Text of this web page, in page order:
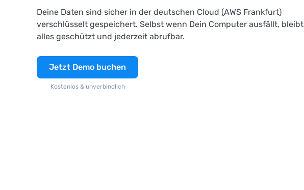
Deine Daten sind sicher in der deutschen Cloud (AWS Frankfurt)
verschlüsselt gespeichert. Selbst wenn Dein Computer ausfällt, bleibt
alles geschützt und jederzeit abrufbar.
Jetzt Demo buchen
Kostenlos & unverbindlich